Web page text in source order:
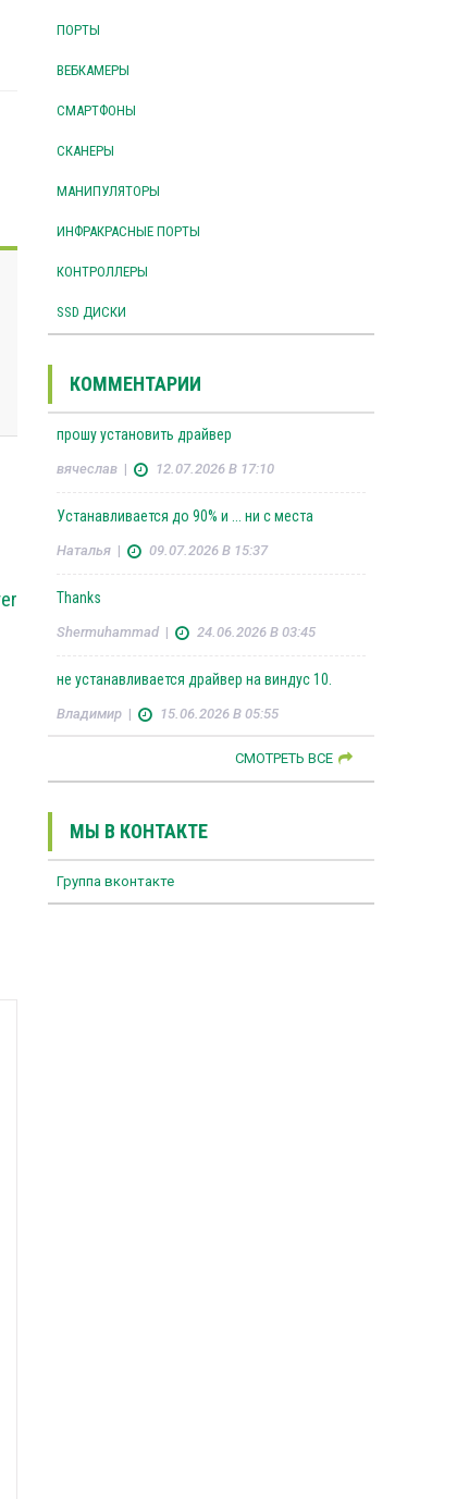
ПОРТЫ
ВЕБКАМЕРЫ
СМАРТФОНЫ
СКАНЕРЫ
МАНИПУЛЯТОРЫ
ИНФРАКРАСНЫЕ ПОРТЫ
КОНТРОЛЛЕРЫ
SSD ДИСКИ
КОММЕНТАРИИ
прошу установить драйвер
вячеслав| 12.07.2026 В 17:10
Устанавливается до 90% и ... ни с места
Наталья| 09.07.2026 В 15:37
Thanks
Shermuhammad| 24.06.2026 В 03:45
не устанавливается драйвер на виндус 10.
Владимир| 15.06.2026 В 05:55
СМОТРЕТЬ ВСЕ
МЫ В КОНТАКТЕ
Группа вконтакте